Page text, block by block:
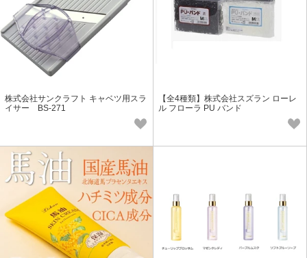
株式会社サンクラフト キャベツ用スラ
イサー BS-271
【全4種類】株式会社スズラン ローレ
ル フローラ PU バンド